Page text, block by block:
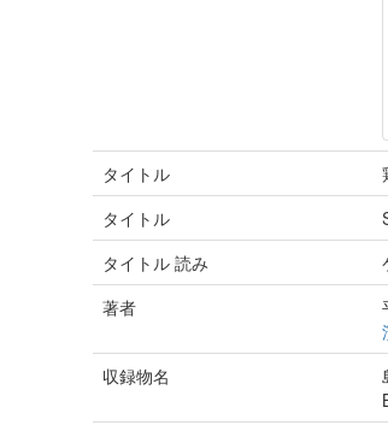
タイトル
タイトル
タイトル 読み
著者
収録物名